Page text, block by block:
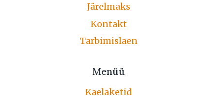
Järelmaks
Kontakt
Tarbimislaen
Menüü
Kaelaketid